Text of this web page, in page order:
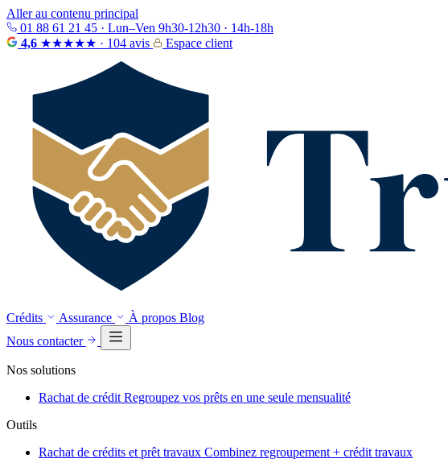
Aller au contenu principal
01 88 61 21 45 · Lun–Ven 9h30-12h30 · 14h-18h
4,6 ★★★★★ · 104 avis Espace client
Crédits Assurance À propos Blog
Nous contacter
Nos solutions
Rachat de crédit Regroupez vos prêts en une seule mensualité
Outils
Rachat de crédits et prêt travaux Combinez regroupement + crédit travaux